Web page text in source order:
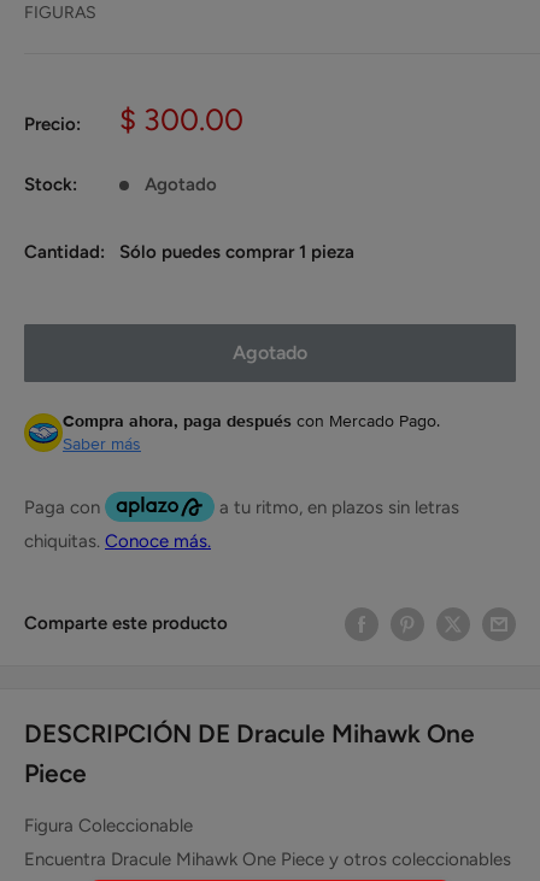
FIGURAS
Precio:
Precio
venta
$ 300.00
Stock: Agotado
Cantidad: Sólo puedes comprar 1 pieza
Agotado
Compra ahora, paga después con Mercado Pago.
Saber más
Comparte este producto
DESCRIPCIÓN DE Dracule Mihawk One
Piece
Figura Coleccionable
Encuentra Dracule Mihawk One Piece y otros coleccionables